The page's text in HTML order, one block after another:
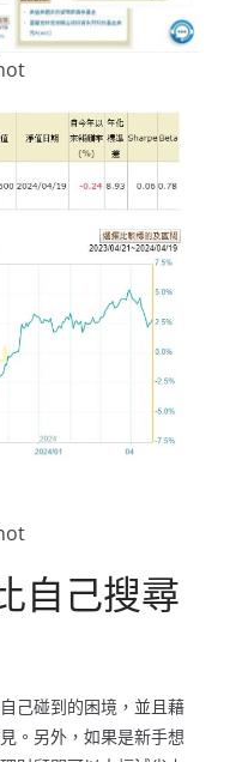
自己搜尋
己碰到的困境，並且藉
。另外，如果是新手想